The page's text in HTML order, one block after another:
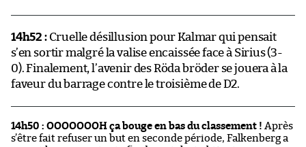
14h52 :Cruelle désillusion pour Kalmar qui pensait
s’en sortir malgré la valise encaissée face à Sirius (3-
0). Finalement, l’avenir des Röda bröder se jouera à la
faveur du barrage contre le troisième de D2.
14h50 : OOOOOOOH ça bouge en bas du classement ! Après
s’être fait refuser un but en seconde période, Falkenberg a